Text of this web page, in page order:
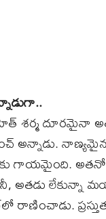
శర్మ దూరమైనా
అన్నాడు.
గాయమైంది.
అతడు లేకున్నా
రాణించాడు.